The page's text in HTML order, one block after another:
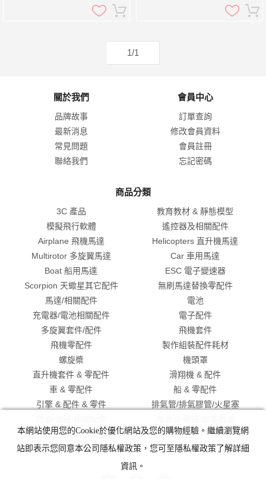
1/1
關於我們
品牌故事
最新消息
常見問題
聯絡我們
會員中心
訂單查詢
修改會員資料
會員註冊
忘記密碼
商品分類
3C 產品
教育教材 & 靜態模型
模擬飛行軟體
遙控器及相關配件
Airplane 飛機馬達
Helicopters 直升機馬達
Multirotor 多旋翼馬達
Car 車用馬達
Boat 船用馬達
ESC 電子變速器
Scorpion 天蠍星其它配件
無刷馬達替換零配件
馬達/相關配件
電池
充電器/電池相關配件
電子配件
多旋翼套件/配件
飛機套件
飛機零配件
製作組裝配件耗材
螺旋槳
機頭罩
直升機套件 & 零配件
滑翔機 & 配件
車 & 零配件
船 & 零配件
引擎 & 配件 & 零件
排氣管/排氣膠管/火星塞
螺絲/工具/啟動引擎配件
襯衫/眼鏡/帽子/貼紙
出清特價
本網站使用您的Cookie於優化網站及您的購物經驗。繼續瀏覽網
站即表示您同意本公司隱私權政策，您可至隱私權政策了解詳細
資訊。